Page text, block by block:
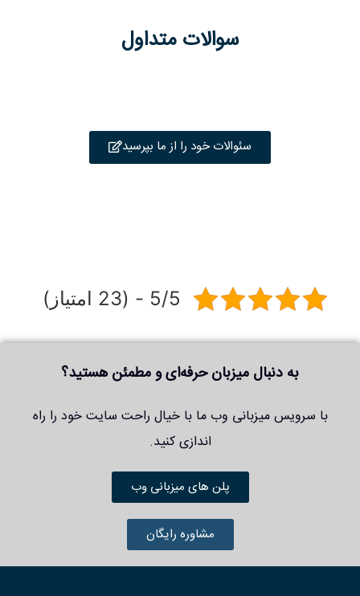
سوالات متداول
سئوالات خود را از ما بپرسید
5/5 - (23 امتیاز)
به دنبال میزبان حرفه‌ای و مطمئن هستید؟
با سرویس میزبانی وب ما با خیال راحت سایت خود را راه
اندازی کنید.
پلن های میزبانی وب
مشاوره رایگان